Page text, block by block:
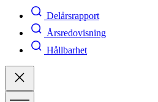
Delårsrapport
Årsredovisning
Hållbarhet